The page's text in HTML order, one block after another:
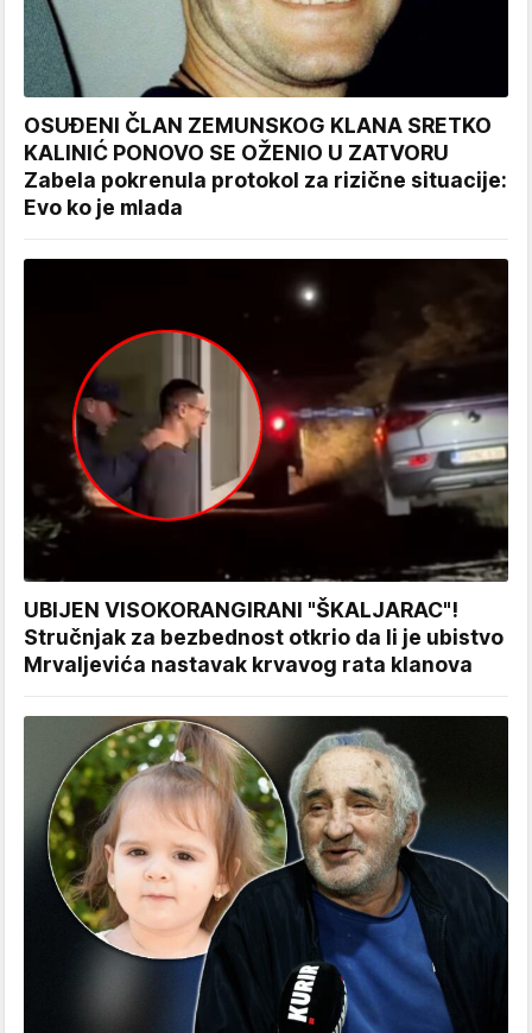
OSUĐENI ČLAN ZEMUNSKOG KLANA SRETKO
KALINIĆ PONOVO SE OŽENIO U ZATVORU
Zabela pokrenula protokol za rizične situacije:
Evo ko je mlada
UBIJEN VISOKORANGIRANI "ŠKALJARAC"!
Stručnjak za bezbednost otkrio da li je ubistvo
Mrvaljevića nastavak krvavog rata klanova